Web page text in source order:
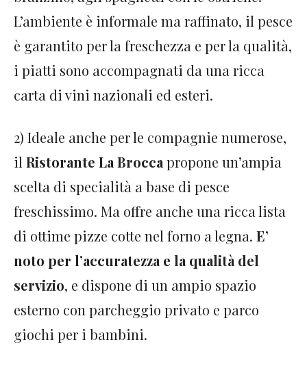
L’ambiente è informale ma raffinato, il pesce
è garantito per la freschezza e per la qualità,
i piatti sono accompagnati da una ricca
carta di vini nazionali ed esteri.
2) Ideale anche per le compagnie numerose,
il Ristorante La Brocca propone un’ampia
scelta di specialità a base di pesce
freschissimo. Ma offre anche una ricca lista
di ottime pizze cotte nel forno a legna. E’
noto per l’accuratezza e la qualità del
servizio, e dispone di un ampio spazio
esterno con parcheggio privato e parco
giochi per i bambini.